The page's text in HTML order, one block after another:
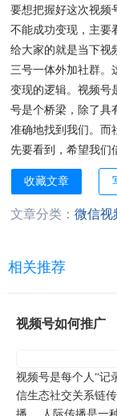
要想把握好这次视频
不能成功变现，主要
给大家的就是当下视
三号一体外加社群。
变现的逻辑。视频号
号是个桥梁，除了具
准确地找到我们。而
先要看到，希望我们
收藏文章
文章分类： 微信视
相关推荐
视频号如何推广